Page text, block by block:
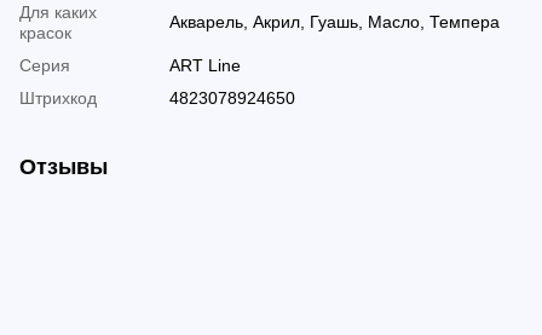
Для каких
красок
Акварель, Акрил, Гуашь, Масло, Темпера
Серия
ART Line
Штрихкод
4823078924650
Отзывы